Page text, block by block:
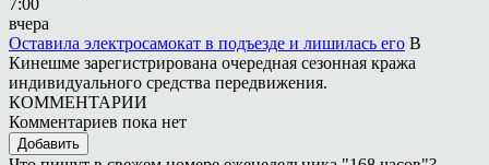
7:00
вчера
Оставила электросамокат в подъезде и лишилась его В
Кинешме зарегистрирована очередная сезонная кража
индивидуального средства передвижения.
КОММЕНТАРИИ
Комментариев пока нет
Добавить